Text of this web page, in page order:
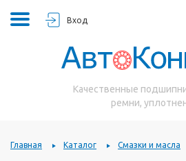
Вход
Качественные
ремни,
Главная Каталог Смазки и масла